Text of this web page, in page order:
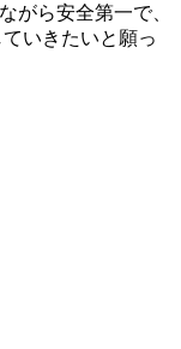
がら安全第一で、
いきたいと願っ